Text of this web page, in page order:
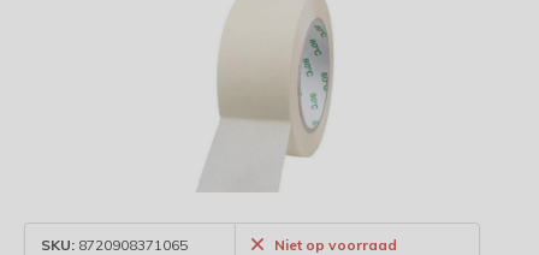
SKU: 8720908371065 Niet op voorraad